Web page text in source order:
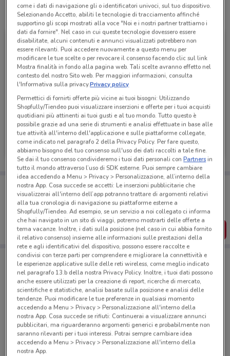
Tutte le promozioni di questo negozio
Tigotà
Scade il 31/08 4.3 km
Porta DoveConviene sempre con te!
Puoi trovare le migliori offerte dei negozi vicino a te,
salvarle e creare la tua lista del risparmio, comodamente
dal tuo cellulare.
SCARICA L’APP
Negozi Tigotà a Rovato
© MapTiler © OpenStreetMap contributors
come i dati di navigazione gli o identificatori univoci, sul tuo dispositivo.
Selezionando Accetto, abiliti le tecnologie di tracciamento affinché
supportino gli scopi mostrati alla voce "Noi e i nostri partner trattiamo i
dati da fornire". Nel caso in cui queste tecnologie dovessero essere
disabilitate, alcuni contenuti e annunci visualizzati potrebbero non
essere rilevanti. Puoi accedere nuovamente a questo menu per
modificare le tue scelte o per revocare il consenso facendo clic sul link
Mostra finalità in fondo alla pagina web. Tali scelte avranno effetto nel
contesto del nostro Sito web. Per maggiori informazioni, consulta
l'Informativa sulla privacy.Privacy policy
Permettici di fornirti offerte più vicine ai tuoi bisogni: Utilizzando
Shopfully/Tiendeo puoi visualizzare inserzioni e offerte per i tuoi acquisti
quotidiani più attinenti ai tuoi gusti e al tuo mondo. Tutto questo è
possibile grazie ad una serie di strumenti e analisi effettuate in base alle
tue attività all'interno dell'applicazione e sulle piattaforme collegate,
come indicato nel paragrafo 2 della Privacy Policy. Per fare questo,
abbiamo bisogno del tuo consenso sull'uso dei dati raccolti a tale fine.
Se dai il tuo consenso condivideremo i tuoi dati personali conPartnersin
tutto il mondo attraverso l’uso di SDK esterne. Puoi sempre cambiare
idea accedendo a Menu > Privacy > Personalizzazione, all’interno della
nostra App. Cosa succede se accetti: Le inserzioni pubblicitarie che
visualizzerai all'interno dell’app potranno trattare di argomenti relativi
alla tua cronologia di navigazione su piattaforme esterne a
Shopfully/Tiendeo. Ad esempio, se un servizio a noi collegato ci informa
che hai navigato in un sito di viaggi, potremo mostrarti delle offerte a
tema vacanze. Inoltre, i dati sulla posizione (nel caso in cui abbia fornito
il relativo consenso) insieme alle informazioni sulle prestazioni della
rete e agli identificativi del dispositivo, possono essere raccolte e
condivisi con terze parti per comprendere e migliorare la connettività e
le esperienze applicative sulle delle reti wireless, come meglio indicato
nel paragrafo 13.b della nostra Privacy Policy. Inoltre, i tuoi dati possono
anche essere utilizzati per la creazione di report, ricerche di mercato,
scientifiche e statistiche, analisi basate sulla posizione e analisi delle
tendenze. Puoi modificare le tue preferenze in qualsiasi momento
accedendo a Menu > Privacy > Personalizzazione all'interno della
nostra App. Cosa succede se rifiuti: Continuerai a visualizzare annunci
pubblicitari, ma riguarderanno argomenti generici e probabilmente non
saranno rilevanti per i tuoi interessi. Potrai sempre cambiare idea
accedendo a Menu > Privacy > Personalizzazione all'interno della
nostra App.